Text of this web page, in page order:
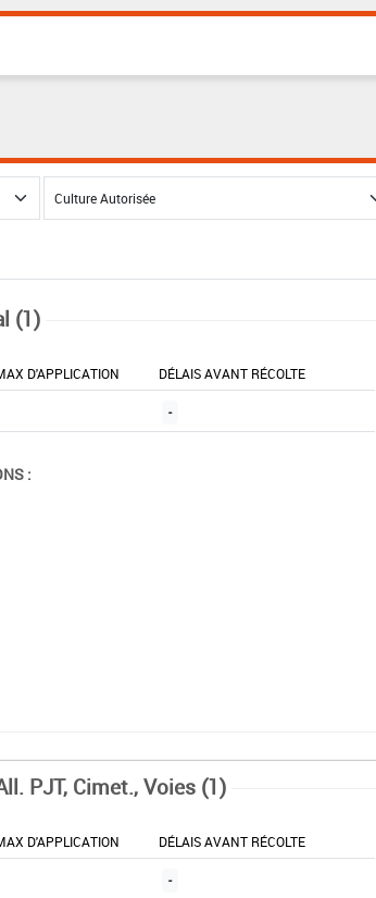
(1)
D'APPLICATION DÉLAIS AVANT RÉCOLTE
-
:
PJT, Cimet., Voies (1)
D'APPLICATION DÉLAIS AVANT RÉCOLTE
-